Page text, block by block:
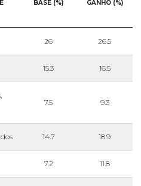
BASE (%)
GANHO (%)
26 26.5
15.3 16.5
7.5 9.3
14.7 18.9
7.2 11.8